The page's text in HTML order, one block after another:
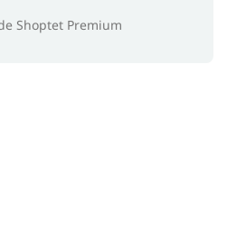
Shoptet Premium